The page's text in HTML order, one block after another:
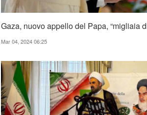
Gaza, nuovo appello del Papa, “migliaia
Mar 04, 2024 06:25